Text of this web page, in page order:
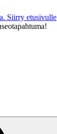
Siirry etusivulle